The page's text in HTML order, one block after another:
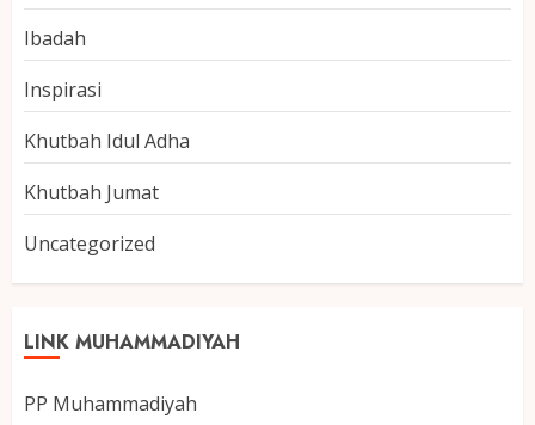
Ibadah
Inspirasi
Khutbah Idul Adha
Khutbah Jumat
Uncategorized
LINK MUHAMMADIYAH
PP Muhammadiyah